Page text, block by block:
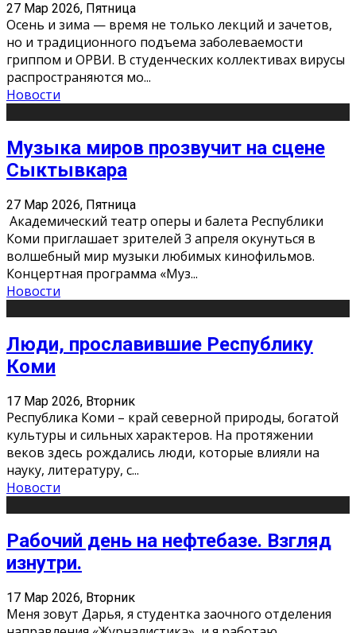
27 Мар 2026, Пятница
Осень и зима — время не только лекций и зачетов,
но и традиционного подъема заболеваемости
гриппом и ОРВИ. В студенческих коллективах вирусы
распространяются мо...
Новости
Музыка миров прозвучит на сцене
Сыктывкара
27 Мар 2026, Пятница
Академический театр оперы и балета Республики
Коми приглашает зрителей 3 апреля окунуться в
волшебный мир музыки любимых кинофильмов.
Концертная программа «Муз...
Новости
Люди, прославившие Республику
Коми
17 Мар 2026, Вторник
Республика Коми – край северной природы, богатой
культуры и сильных характеров. На протяжении
веков здесь рождались люди, которые влияли на
науку, литературу, с...
Новости
Рабочий день на нефтебазе. Взгляд
изнутри.
17 Мар 2026, Вторник
Меня зовут Дарья, я студентка заочного отделения